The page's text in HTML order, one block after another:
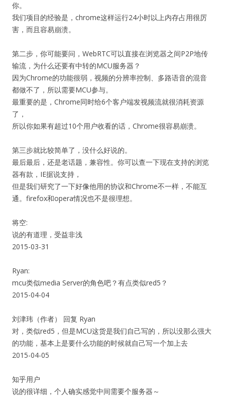
你。
我们项目的经验是，chrome这样运行24小时以上内存占用很厉
害，而且容易崩溃。
第二步，你可能要问，WebRTC可以直接在浏览器之间P2P地传
输流，为什么还要有中转的MCU服务器？
因为Chrome的功能很弱，视频的分辨率控制、多路语音的混音
都做不了，所以需要MCU参与。
最重要的是，Chrome同时给6个客户端发视频流就很消耗资源
了，
所以你如果有超过10个用户收看的话，Chrome很容易崩溃。
第三步就比较简单了，没什么好说的。
最后最后，还是老话题，兼容性。你可以查一下现在支持的浏览
器有款，IE据说支持，
但是我们研究了一下好像他用的协议和Chrome不一样，不能互
通。firefox和opera情况也不是很理想。
将空:
说的有道理，受益非浅
2015-03-31
Ryan:
mcu类似media Server的角色吧？有点类似red5？
2015-04-04
刘津玮（作者） 回复 Ryan
对，类似red5，但是MCU这货是我们自己写的，所以没那么强大
的功能，基本上是要什么功能的时候就自己写一个加上去
2015-04-05
知乎用户
说的很详细，个人确实感觉中间需要个服务器～